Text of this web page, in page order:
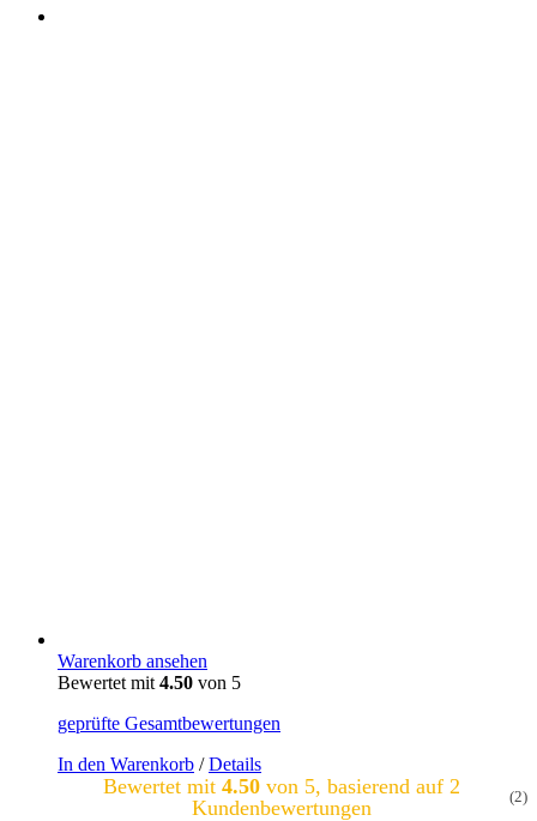
Warenkorb ansehen
Bewertet mit 4.50 von 5
geprüfte Gesamtbewertungen
In den Warenkorb / Details
Bewertet mit 4.50von 5, basierend auf 2
Kundenbewertungen
(2)